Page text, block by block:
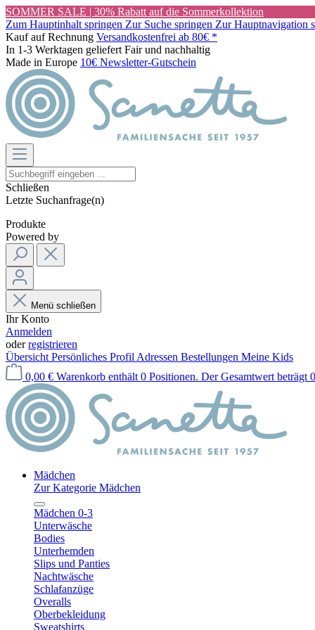
SOMMER SALE | 30% Rabatt auf die Sommerkollektion
Zum Hauptinhalt springen Zur Suche springen Zur Hauptnavigation
Kauf auf Rechnung Versandkostenfrei ab 80€ *
In 1-3 Werktagen geliefert Fair und nachhaltig
Made in Europe 10€ Newsletter-Gutschein
Schließen
Letzte Suchanfrage(n)
Produkte
Powered by
Menü schließen
Ihr Konto
Anmelden
oderregistrieren
Übersicht Persönliches Profil Adressen Bestellungen Meine Kids
0,00 € Warenkorb enthält 0 Positionen. Der Gesamtwert beträgt
Mädchen
Zur Kategorie Mädchen
Mädchen 0-3
Unterwäsche
Bodies
Unterhemden
Slips und Panties
Nachtwäsche
Schlafanzüge
Overalls
Oberbekleidung
Sweatshirts